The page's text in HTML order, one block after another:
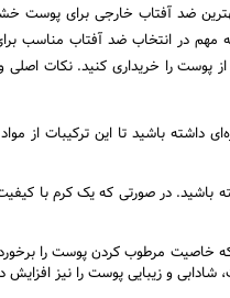
ضد آفتاب خارجی برای پوست
مهم در انتخاب ضد آفتاب مناسب
پوست را خریداری کنید. نکات اصلی
باشید تا این ترکیبات از
باشید. در صورتی که یک کرم با
خاصیت مرطوب کردن پوست را
و زیبایی پوست را نیز افزایش